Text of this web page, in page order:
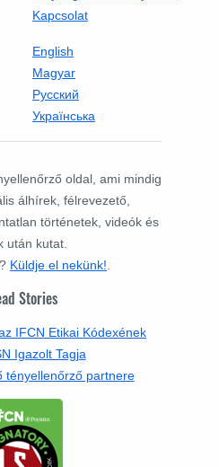
Kapcsolat
English
Magyar
Русский
Українська
oldal, ami mindig
álhírek, félrevezető,
történetek, videók és
után kutat.
Küldje el nekünk!.
Stories
IFCN Etikai Kódexének
Igazolt Tagja
tényellenőrző partnere